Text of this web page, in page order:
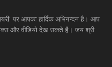
पर आपका हार्दिक अभिनन्दन है। आप
और वीडियो देख सकते है। जय श्री